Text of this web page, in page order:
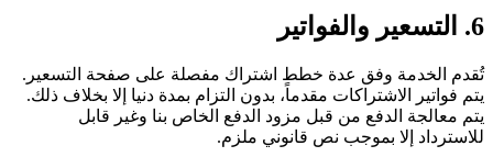
6. التسعير والفواتير
تُقدم الخدمة وفق عدة خطط اشتراك مفصلة على صفحة التسعير.
يتم فواتير الاشتراكات مقدماً، بدون التزام بمدة دنيا إلا بخلاف ذلك.
يتم معالجة الدفع من قبل مزود الدفع الخاص بنا وغير قابل
للاسترداد إلا بموجب نص قانوني ملزم.